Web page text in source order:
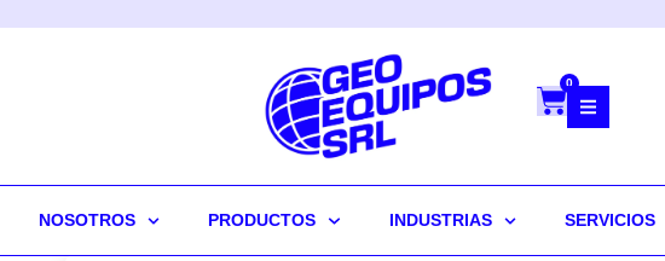
0
NOSOTROS PRODUCTOS INDUSTRIAS SERVICIOS